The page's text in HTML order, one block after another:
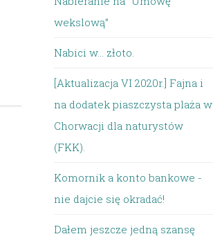
wekslową”
Nabici w... złoto.
[Aktualizacja VI 2020r.] Fajna i
na dodatek piaszczysta plaża w
Chorwacji dla naturystów
(FKK).
Komornik a konto bankowe -
nie dajcie się okradać!
Dałem jeszcze jedną szansę